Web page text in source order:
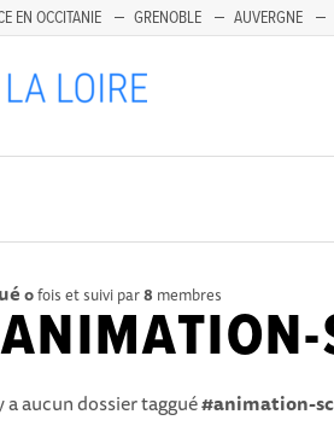
EN OCCITANIE GRENOBLE AUVERGNE
0fois et suivi par8 membres
a aucun dossier taggué#animation-